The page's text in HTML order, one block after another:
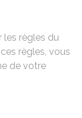
les règles du
règles, vous
de votre